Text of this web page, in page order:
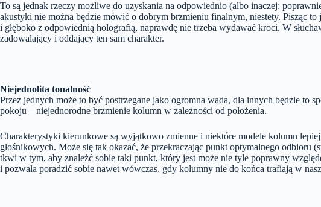
To są jednak rzeczy możliwe do uzyskania na odpowiednio (albo inaczej:
akustyki nie można będzie mówić o dobrym brzmieniu finalnym, niestety. Pisząc
i głęboko z odpowiednią holografią, naprawdę nie trzeba wydawać kroci. W
zadowalający i oddający ten sam charakter.
Niejednolita tonalność
Przez jednych może to być postrzegane jako ogromna wada, dla innych będzie to
pokoju – niejednorodne brzmienie kolumn w zależności od położenia.
Charakterystyki kierunkowe są wyjątkowo zmienne i niektóre modele kolumn
głośnikowych. Może się tak okazać, że przekraczając punkt optymalnego odbioru
tkwi w tym, aby znaleźć sobie taki punkt, który jest może nie tyle poprawny
i pozwala poradzić sobie nawet wówczas, gdy kolumny nie do końca trafiają w